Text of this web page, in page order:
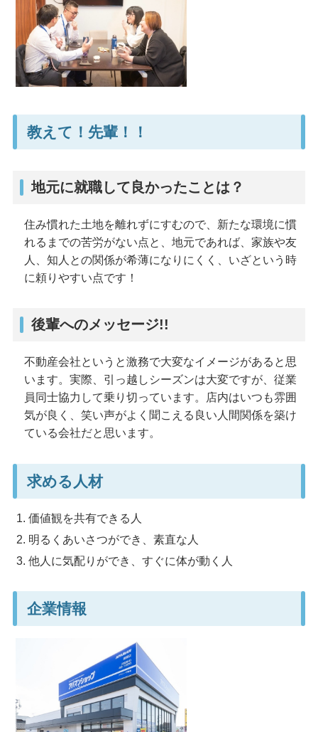
教えて！先輩！！
地元に就職して良かったことは？
住み慣れた土地を離れずにすむので、新たな環境に慣
れるまでの苦労がない点と、地元であれば、家族や友
人、知人との関係が希薄になりにくく、いざという時
に頼りやすい点です！
後輩へのメッセージ!!
不動産会社というと激務で大変なイメージがあると思
います。実際、引っ越しシーズンは大変ですが、従業
員同士協力して乗り切っています。店内はいつも雰囲
気が良く、笑い声がよく聞こえる良い人間関係を築け
ている会社だと思います。
求める人材
価値観を共有できる人
明るくあいさつができ、素直な人
他人に気配りができ、すぐに体が動く人
企業情報